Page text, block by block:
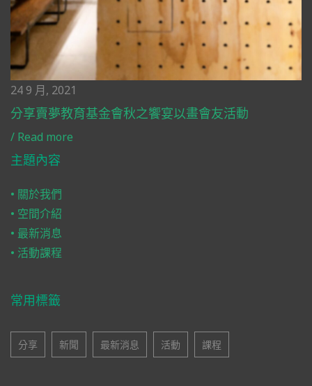
24 9 月, 2021
分享賣夢教育基金會秋之饗宴以畫會友活動
/ Read more
主題內容
• 關於我們
• 空間介紹
• 最新消息
• 活動課程
常用標籤
分享 新聞 最新消息 活動 課程